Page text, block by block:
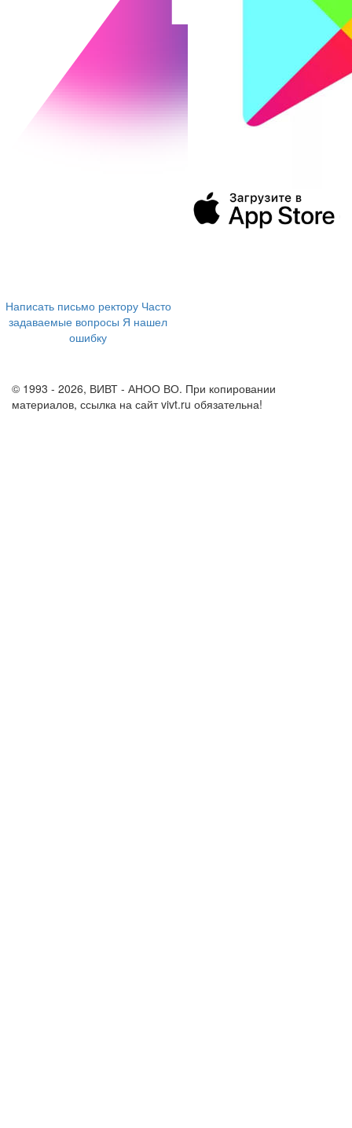
Написать письмо ректору Часто
задаваемые вопросы Я нашел
ошибку
© 1993 - 2026, ВИВТ - АНОО ВО. При копировании
материалов, ссылка на сайт vivt.ru обязательна!